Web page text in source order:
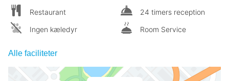
Restaurant
Ingen kæledyr
24 timers reception
Room Service
Alle faciliteter